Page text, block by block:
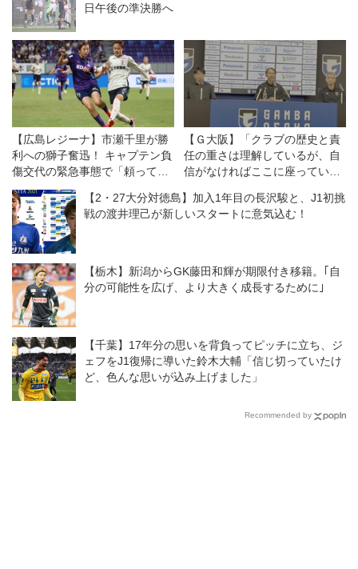
日午後の準決勝へ
【広島レジーナ】市瀬千里が勝
利への獅子奮迅！ キャプテン負
傷交代の緊急事態で「頼ってき
たところを、全部自分がやる」
【Ｇ大阪】「クラブの歴史と責
任の重さは理解しているが、自
信がなければここに座っていな
神智和・新監督が目指すのはど
んなチームなのか？
【2・27大分対徳島】加入1年目の長沢駿と、J1初挑
戦の渡井理己が新しいスタートに意気込む！
【栃木】新潟からGK藤田和輝が期限付き移籍。｢自
分の可能性を広げ、より大きく成長するために｣
【千葉】17年分の思いを背負ってピッチに立ち、ジ
ェフをJ1復帰に導いた鈴木大輔「信じ切っていたけ
ど、色んな思いが込み上げました」
Recommended by